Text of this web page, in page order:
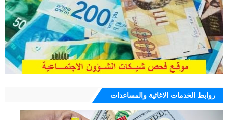
روابط الخدمات الاغاثية والمساعدات